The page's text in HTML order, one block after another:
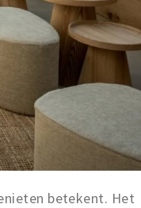
betekent. Het